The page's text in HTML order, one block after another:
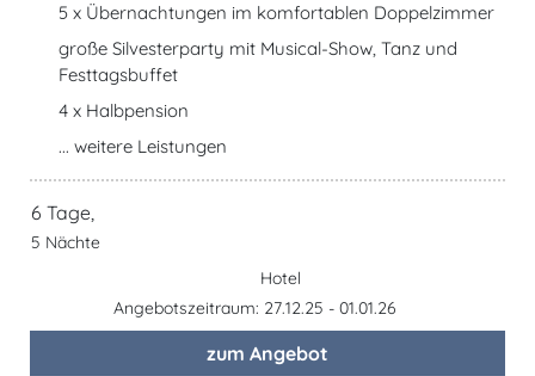
5 x Übernachtungen im komfortablen Doppelzimmer
große Silvesterparty mit Musical-Show, Tanz und
Festtagsbuffet
4 x Halbpension
... weitere Leistungen
6 Tage,
5 Nächte
Hotel
Angebotszeitraum: 27.12.25 - 01.01.26
zum Angebot